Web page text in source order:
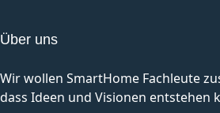
Über uns
Wir wollen SmartHome Fachleute
dass Ideen und Visionen entstehen